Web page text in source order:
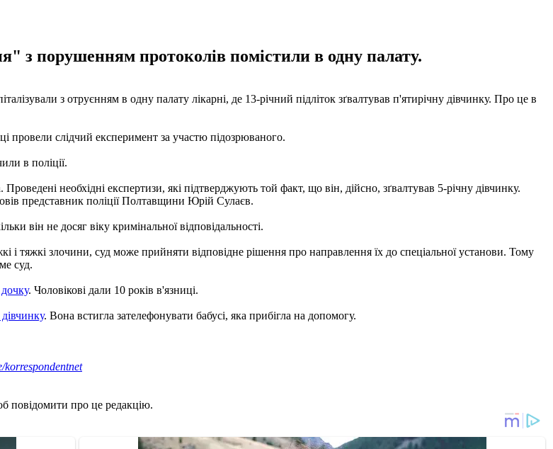
з порушенням протоколів помістили в одну палату.
з отруєнням в одну палату лікарні, де 13-річний підліток зґвалтував п'ятирічну дівчинку. Про це в
провели слідчий експеримент за участю підозрюваного.
в поліції.
необхідні експертизи, які підтверджують той факт, що він, дійсно, зґвалтував 5-річну дівчинку.
представник поліції Полтавщини Юрій Сулаєв.
він не досяг віку кримінальної відповідальності.
і тяжкі злочини, суд може прийняти відповідне рішення про направлення їх до спеціальної установи. Тому
суд.
. Чоловікові дали 10 років в'язниці.
. Вона встигла зателефонувати бабусі, яка прибігла на допомогу.
korrespondentnet
повідомити про це редакцію.